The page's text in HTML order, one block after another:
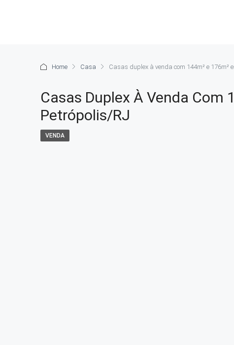
Home Casa Casas duplex à venda com 144m² e 176m²
Casas Duplex À Venda Com
Petrópolis/RJ
VENDA